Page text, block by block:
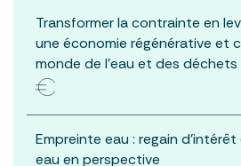
Transformer la contrainte en
une économie régénérative et
monde de l’eau et des déchets
Empreinte eau : regain
eau en perspective